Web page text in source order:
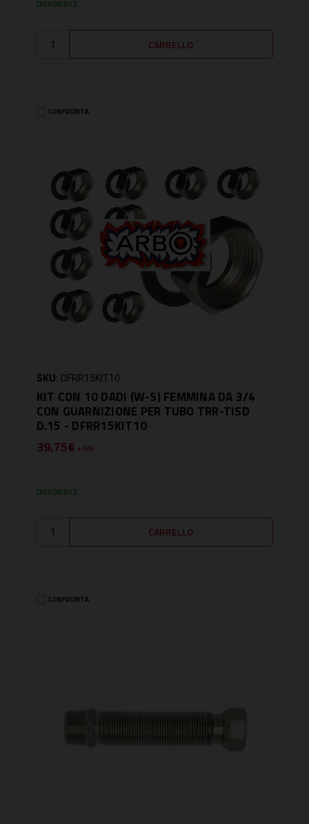
DISPONIBILE
CONFRONTA
SKU: DFRR15KIT10
KIT CON 10 DADI (W-S) FEMMINA DA 3/4
CON GUARNIZIONE PER TUBO TRR-TISD
D.15 - DFRR15KIT10
39,75€ + IVA
DISPONIBILE
CONFRONTA